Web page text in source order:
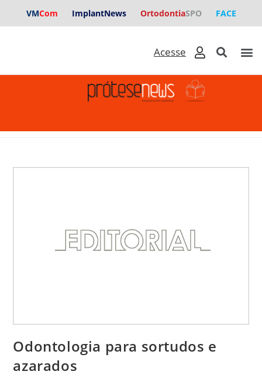
VMCom ImplantNews OrtodontiaSPO FACE
Odontologia para sortudos e
azarados